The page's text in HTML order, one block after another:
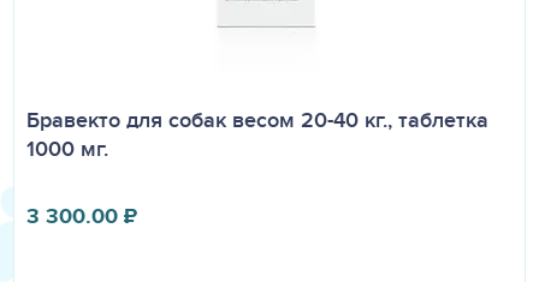
Бравекто для собак весом 20-40 кг., таблетка
1000 мг.
3 300.00₽